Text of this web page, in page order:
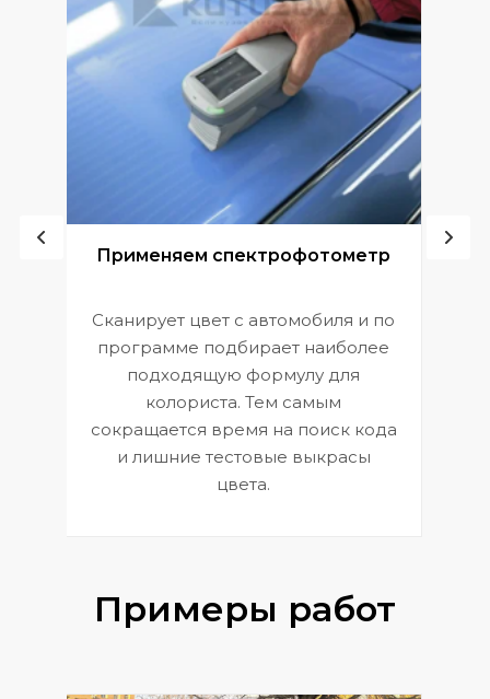
Применяем спектрофотометр
Сканирует цвет с автомобиля и по
программе подбирает наиболее
подходящую формулу для
колориста. Тем самым
сокращается время на поиск кода
и лишние тестовые выкрасы
цвета.
Примеры работ